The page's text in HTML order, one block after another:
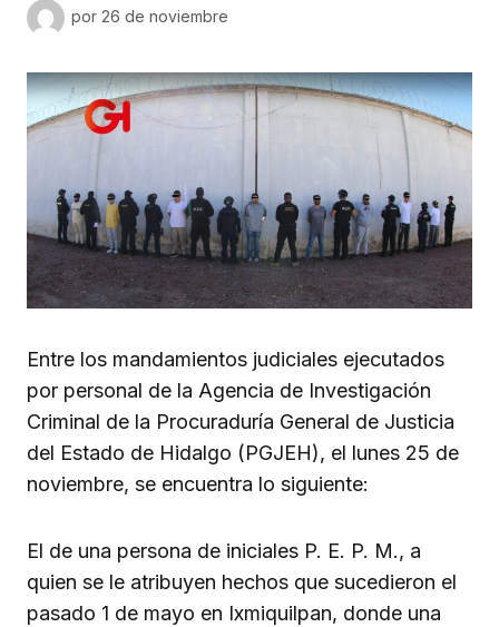
por 26 de noviembre
Entre los mandamientos judiciales ejecutados
por personal de la Agencia de Investigación
Criminal de la Procuraduría General de Justicia
del Estado de Hidalgo (PGJEH), el lunes 25 de
noviembre, se encuentra lo siguiente:
El de una persona de iniciales P. E. P. M., a
quien se le atribuyen hechos que sucedieron el
pasado 1 de mayo en Ixmiquilpan, donde una